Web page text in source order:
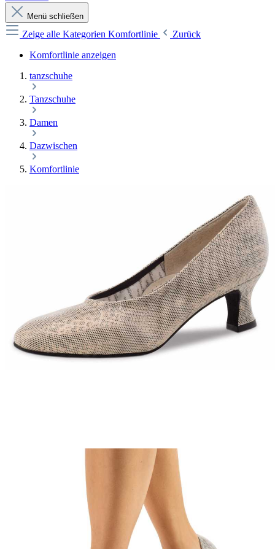
Menü schließen
Zeige alle Kategorien Komfortlinie
Zurück
Komfortlinie anzeigen
tanzschuhe
Tanzschuhe
Damen
Dazwischen
Komfortlinie